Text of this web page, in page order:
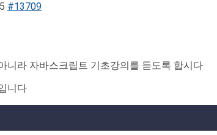
#13709
니라 자바스크립트 기초강의를 듣도록 합시다
니다